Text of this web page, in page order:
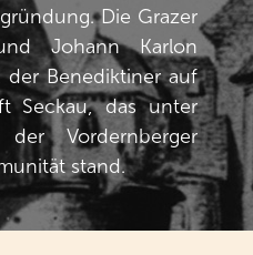
Die Grazer
Johann Karlon
Benediktiner auf
Seckau, das unter
Vordernberger
stand.